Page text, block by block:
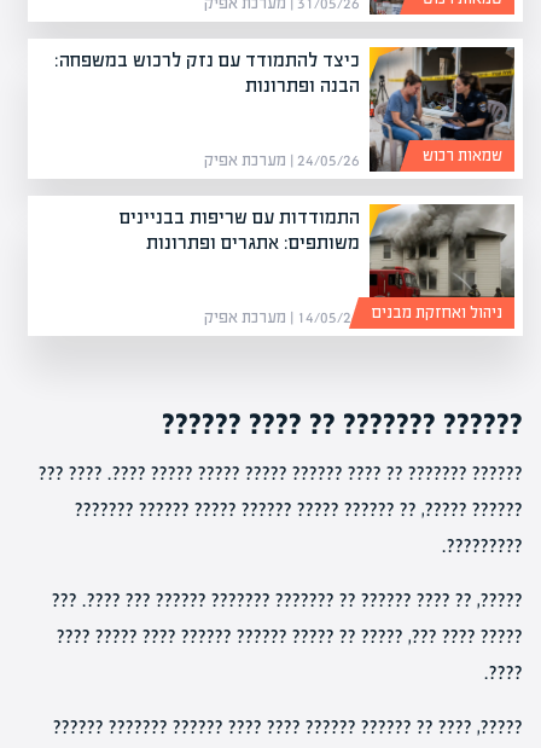
כיצד להתמודד עם נזק לרכוש במשפחה:
הבנה ופתרונות
24/05/26 | מערכת אפיק שמאות רכוש
התמודדות עם שריפות בבניינים
משותפים: אתגרים ופתרונות
14/05/26 | מערכת אפיק ניהול ואחזקת מבנים
?????? ??????? ?? ???? ??????
?????? ??????? ?? ???? ?????? ????? ????? ????? ????. ???? ???
?????? ?????, ?? ?????? ????? ?????? ????? ?????? ???????
?????????.
?????, ?? ???? ?????? ?? ??????? ??????? ?????? ??? ????. ???
????? ???? ???, ????? ?? ????? ?????? ?????? ???? ????? ????
????.
?????, ???? ?? ?????? ?????? ???? ???? ?????? ??????? ??????